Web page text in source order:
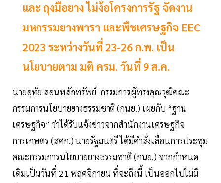
และ ถุงมือยาง ไม่ง้อโครงการรัฐ จัดงาน
มหกรรมยางพารา และพืชเศรษฐกิจ EEC
2023 ระหว่างวันที่ 23-26 ก.พ. เป็น
นโยบายตาม มติ ครม. วันที่ 9 ส.ค.
นายอุทัย สอนหลักทรัพย์ กรรมการผู้ทรงคุณวุฒิคณะ
กรรมการนโยบายยางธรรมชาติ (กนย.) เผยกับ “ฐาน
เศรษฐกิจ” ว่าได้รับแจ้งข่าวจากสำนักงานเศรษฐกิจ
การเกษตร (สศก.) นายรัฐมนตรี ได้มีคำสั่งเลื่อนการประชุม
คณะกรรมการนโยบายยางธรรมชาติ (กนย.) จากกำหนด
เดิมเป็นวันที่ 21 พฤศจิกายน ที่จะถึงนี้ เป็นออกไปไม่มี